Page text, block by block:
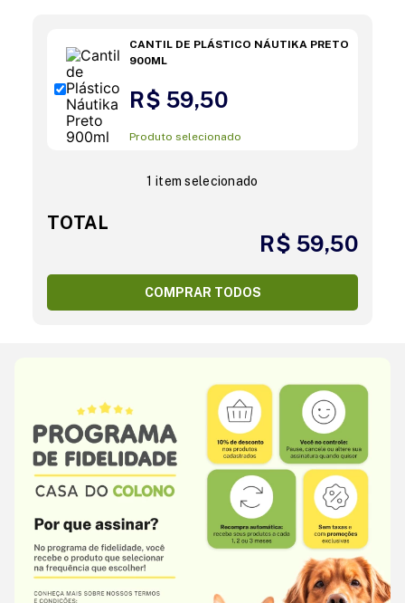
CANTIL DE PLÁSTICO NÁUTIKA PRETO
900ML
R$ 59,50
Produto selecionado
1 item selecionado
TOTAL
R$ 59,50
COMPRAR TODOS